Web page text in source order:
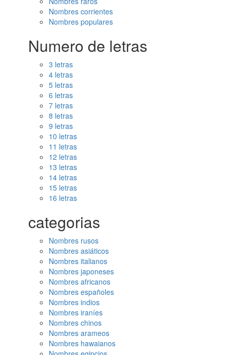
Nombres corrientes
Nombres populares
Numero de letras
3 letras
4 letras
5 letras
6 letras
7 letras
8 letras
9 letras
10 letras
11 letras
12 letras
13 letras
14 letras
15 letras
16 letras
categorias
Nombres rusos
Nombres asiáticos
Nombres italianos
Nombres japoneses
Nombres africanos
Nombres españoles
Nombres indios
Nombres iraníes
Nombres chinos
Nombres arameos
Nombres hawaianos